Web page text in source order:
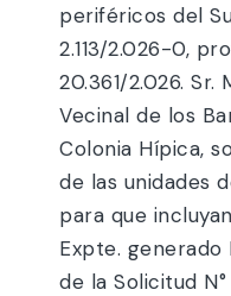
periféricos del
2.113/2.026-0,
20.361/2.026. Sr.
Vecinal de los
Colonia Hípica,
de las unidades
para que
Expte. generado
de la Solicitud